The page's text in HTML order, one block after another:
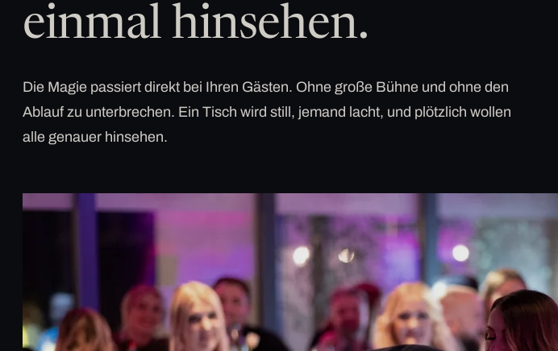
einmal hinsehen.
Die Magie passiert direkt bei Ihren Gästen. Ohne große Bühne und ohne den
Ablauf zu unterbrechen. Ein Tisch wird still, jemand lacht, und plötzlich wollen
alle genauer hinsehen.